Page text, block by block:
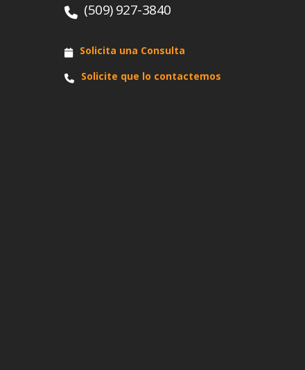
(509) 927-3840
Solicita una Consulta
Solicite que lo contactemos